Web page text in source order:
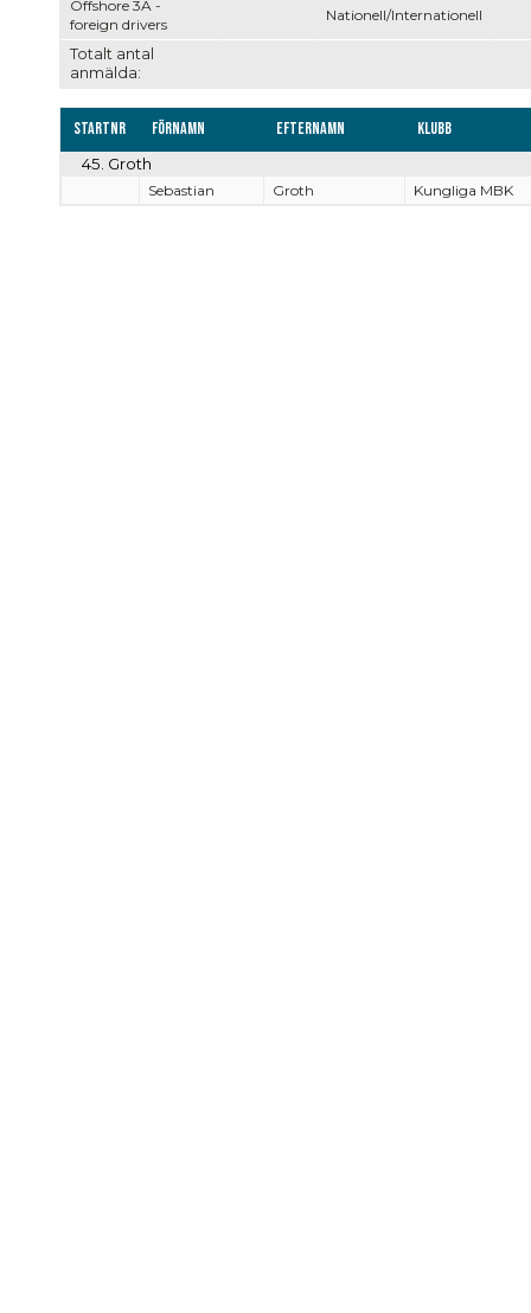
Totalt antal
anmälda:
Offshore 3A -
foreign drivers
Nationell/Internationell
Startnr Förnamn Efternamn Klubb
45. Groth
Sebastian Groth Kungliga MBK